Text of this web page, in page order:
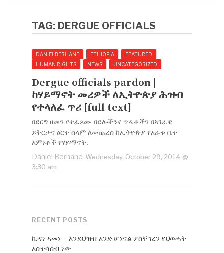
TAG: DERGUE OFFICIALS
DANIELBERHANE ETHIOPIA
FEATURED
HUMAN RIGHTS
NEWS UNCATEGORIZED
Dergue officials pardon |
ከሃይማኖት መሪዎች ለኢትዮጵያ ሕዝብ
የተላለፈ ጥሪ [full text]
በደርግ ዘመን የተፈጸሙ በደሎችንና ጥፋቶችን በአገራዊ
ይቅርታና ዕርቀ ሰላም ለመጨረስ ከኢትዮጵያ የአራቱ ቤተ
እምነቶች የሃይማኖት.
Daniel Berhane Wednesday, October 29, 2014 @
3:30 am
RECENT POSTS
ኪዳነ ኣመነ – እንደህዝብ አንድ ሆነናል ያስቸገረን የህወሓት
አስተሳሰብ ነው